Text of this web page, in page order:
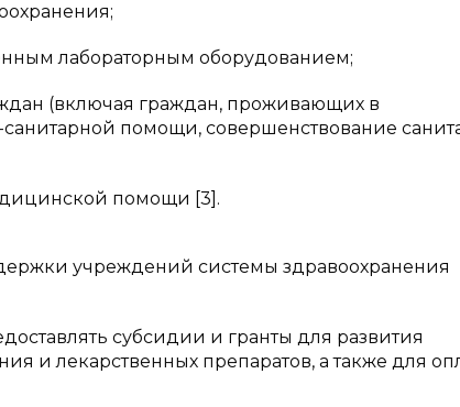
лабораторным оборудованием;
(включая граждан, проживающих в
помощи, совершенствование
помощи [3].
учреждений системы здравоохранения
субсидии и гранты для развития
и лекарственных препаратов, а также для